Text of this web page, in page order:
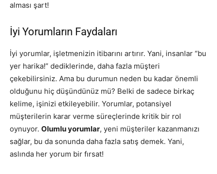
alması şart!
İyi Yorumların Faydaları
İyi yorumlar, işletmenizin itibarını artırır. Yani, insanlar “bu
yer harika!” dediklerinde, daha fazla müşteri
çekebilirsiniz. Ama bu durumun neden bu kadar önemli
olduğunu hiç düşündünüz mü? Belki de sadece birkaç
kelime, işinizi etkileyebilir. Yorumlar, potansiyel
müşterilerin karar verme süreçlerinde kritik bir rol
oynuyor. Olumlu yorumlar, yeni müşteriler kazanmanızı
sağlar, bu da sonunda daha fazla satış demek. Yani,
aslında her yorum bir fırsat!